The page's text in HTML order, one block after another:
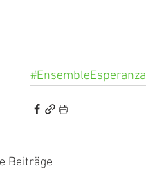
#EnsembleEsperanza
Beiträge